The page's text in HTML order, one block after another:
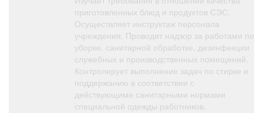
приготовленных блюд и продуктов СЭС.
Осуществляет инструктаж персонала
учреждения. Проводит надзор за работами по
уборке, санитарной обработке, дезинфекции
служебных и производственных помещений.
Контролирует выполнение задач по стирке и
поддержанию в соответствии с
действующими санитарными нормами
специальной одежды работников.